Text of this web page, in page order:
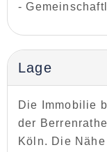
-
Lage
Die Immobilie
der
Köln. Die